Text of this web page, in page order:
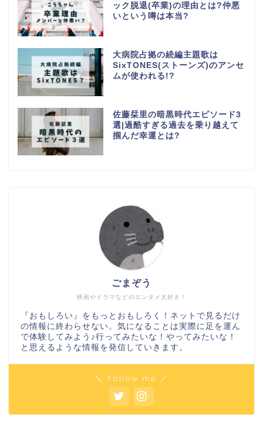
ック脱退(卒業)の理由とは?仲悪
いという噂は本当?
大病院占拠の続編主題歌は
SixTONES(ストーンズ)のアンセ
ムが使われる!?
佐藤栞里の暗黒時代エピソード3
選|過酷すぎる過去を乗り越えて
掴んだ幸運とは?
映画やドラマなどのエンタメ大好き！
ごまぞう
『おもしろい』をもっとおもしろく！ネットで見るだけ
の情報に終わらせない。気になることは実際に足を運ん
で体験してみよう♪行ってみたいな！やってみたいな！
と思えるような情報を発信していきます。
＼ Follow me ／